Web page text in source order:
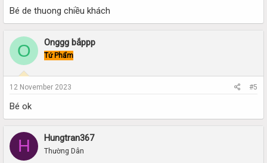
Bé de thuong chiều khách
O Onggg bắppp
Tứ Phẩm
12 November 2023 #5
Bé ok
H Hungtran367
Thường Dân